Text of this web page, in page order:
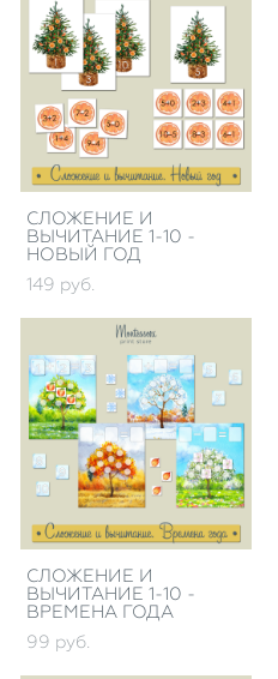
СЛОЖЕНИЕ И
ВЫЧИТАНИЕ 1-10 -
НОВЫЙ ГОД
149 pуб.
СЛОЖЕНИЕ И
ВЫЧИТАНИЕ 1-10 -
ВРЕМЕНА ГОДА
99 pуб.